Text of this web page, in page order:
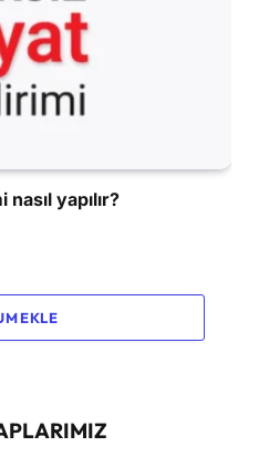
yapılır?
EKLE